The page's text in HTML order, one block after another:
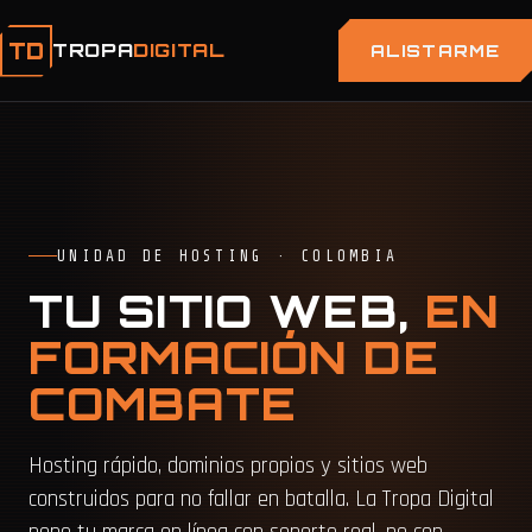
TD TROPADIGITAL ALISTARME
UNIDAD DE HOSTING · COLOMBIA
TU SITIO WEB, EN
FORMACIÓN DE
COMBATE
Hosting rápido, dominios propios y sitios web
construidos para no fallar en batalla. La Tropa Digital